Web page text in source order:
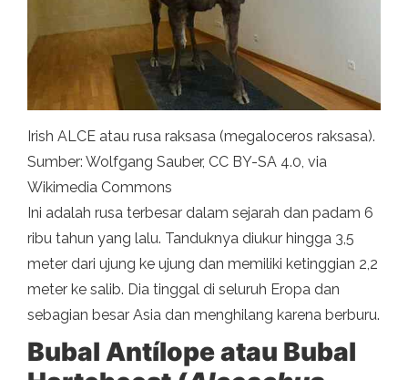
Irish ALCE atau rusa raksasa (megaloceros raksasa).
Sumber: Wolfgang Sauber, CC BY-SA 4.0, via
Wikimedia Commons
Ini adalah rusa terbesar dalam sejarah dan padam 6
ribu tahun yang lalu. Tanduknya diukur hingga 3,5
meter dari ujung ke ujung dan memiliki ketinggian 2,2
meter ke salib. Dia tinggal di seluruh Eropa dan
sebagian besar Asia dan menghilang karena berburu.
Bubal Antílope atau Bubal